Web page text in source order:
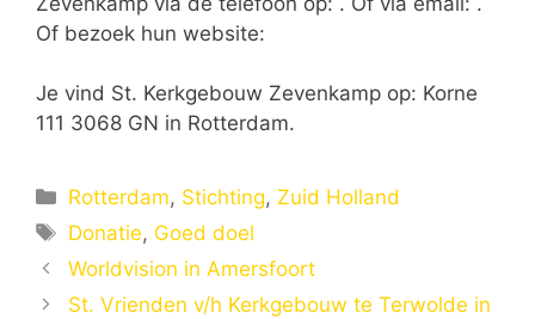
Of bezoek hun website:
Je vind St. Kerkgebouw Zevenkamp op: Korne
111 3068 GN in Rotterdam.
Categorieën
Rotterdam, Stichting, Zuid Holland
Tags
Donatie, Goed doel
Worldvision in Amersfoort
St. Vrienden v/h Kerkgebouw te Terwolde in